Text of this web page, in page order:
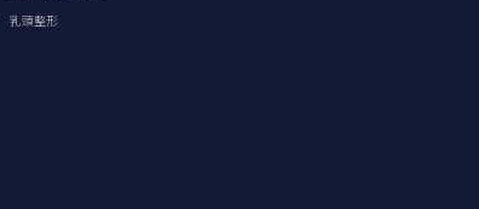
乳頭整形